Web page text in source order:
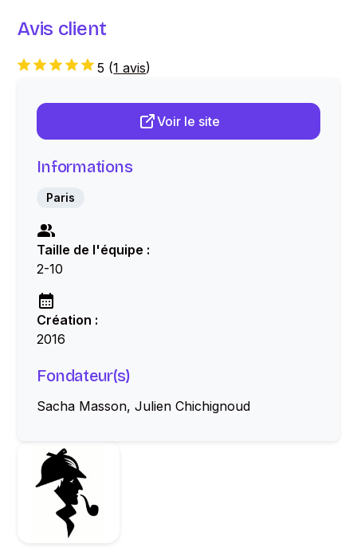
Avis client
5 (1 avis)
Voir le site
Informations
Paris
Taille de l'équipe :
2-10
Création :
2016
Fondateur(s)
Sacha Masson, Julien Chichignoud